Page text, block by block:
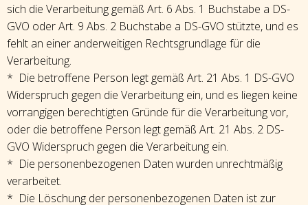
sich die Verarbeitung gemäß Art. 6 Abs. 1 Buchstabe a DS-
GVO oder Art. 9 Abs. 2 Buchstabe a DS-GVO stützte, und es
fehlt an einer anderweitigen Rechtsgrundlage für die
Verarbeitung.
* Die betroffene Person legt gemäß Art. 21 Abs. 1 DS-GVO
Widerspruch gegen die Verarbeitung ein, und es liegen keine
vorrangigen berechtigten Gründe für die Verarbeitung vor,
oder die betroffene Person legt gemäß Art. 21 Abs. 2 DS-
GVO Widerspruch gegen die Verarbeitung ein.
* Die personenbezogenen Daten wurden unrechtmäßig
verarbeitet.
* Die Löschung der personenbezogenen Daten ist zur